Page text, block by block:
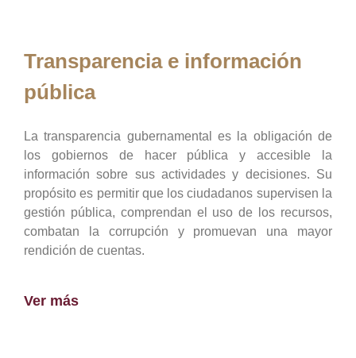
Transparencia e información
pública
La transparencia gubernamental es la obligación de
los gobiernos de hacer pública y accesible la
información sobre sus actividades y decisiones. Su
propósito es permitir que los ciudadanos supervisen la
gestión pública, comprendan el uso de los recursos,
combatan la corrupción y promuevan una mayor
rendición de cuentas.
Ver más